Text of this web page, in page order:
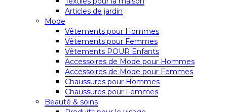
Articles de jardin
Mode
Vêtements pour Hommes
Vêtements pour Femmes
Vêtements POUR Enfants
Accessoires de Mode pour Hommes
Accessoires de Mode pour Femmes
Chaussures pour Hommes
Chaussures pour Femmes
Beauté & soins